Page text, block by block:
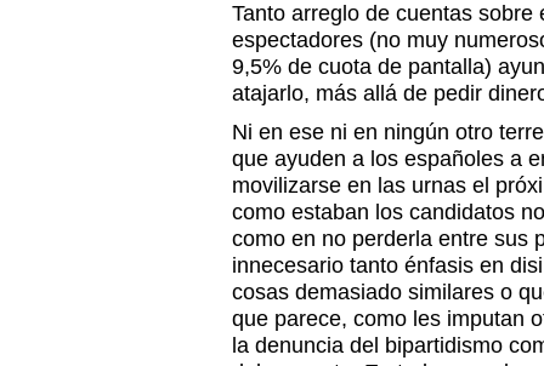
Tanto arreglo de cuentas sobre
espectadores (no muy
9,5% de cuota de pantalla)
atajarlo, más allá de pedir
Ni en ese ni en ningún otro
que ayuden a los españoles a
movilizarse en las urnas el
como estaban los candidatos
como en no perderla entre sus
innecesario tanto énfasis en
cosas demasiado similares o
que parece, como les imputan
la denuncia del bipartidismo